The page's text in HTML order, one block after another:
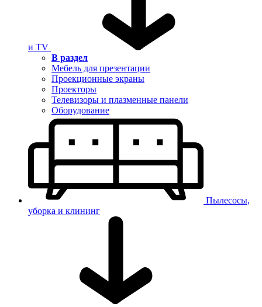
и TV
В раздел
Мебель для презентации
Проекционные экраны
Проекторы
Телевизоры и плазменные панели
Оборудование
Пылесосы,
уборка и клининг